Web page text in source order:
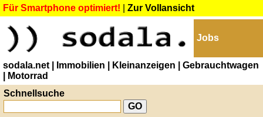
Für Smartphone optimiert! Zur Vollansicht
Jobs
sodala.net | Immobilien | Kleinanzeigen
| Gebrauchtwagen
| Motorrad
Schnellsuche